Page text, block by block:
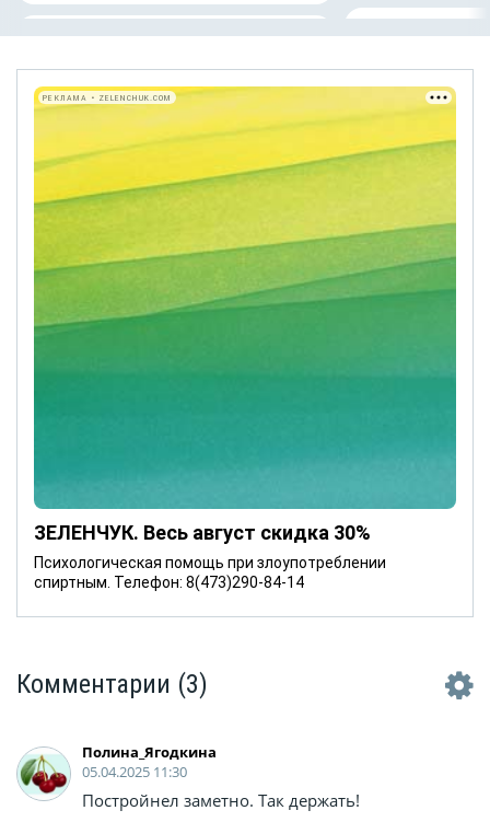
ЗЕЛЕНЧУК. Весь август скидка 30%
Психологическая помощь при злоупотреблении
спиртным. Телефон: 8(473)290-84-14
РЕКЛАМА • ZELENCHUK.COM
Комментарии (3)
Полина_Ягодкина
05.04.2025 11:30
Постройнел заметно. Так держать!